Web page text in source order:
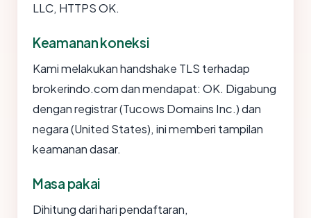
LLC, HTTPS OK.
Keamanan koneksi
Kami melakukan handshake TLS terhadap
brokerindo.com dan mendapat: OK. Digabung
dengan registrar (Tucows Domains Inc.) dan
negara (United States), ini memberi tampilan
keamanan dasar.
Masa pakai
Dihitung dari hari pendaftaran,